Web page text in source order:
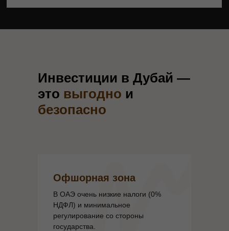
Инвестиции в Дубай —
это выгодно и
безопасно
В ОАЭ очень низкие налоги (0%
НДФЛ) и минимальное
регулирование со стороны
государства.
Офшорная зона